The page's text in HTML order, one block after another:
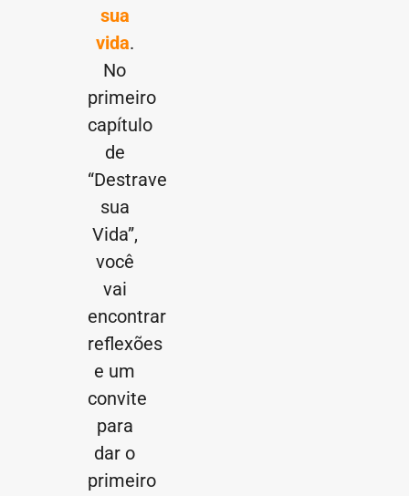
sua
vida.
No
primeiro
capítulo
de
“Destrave
sua
Vida”,
você
vai
encontrar
reflexões
e um
convite
para
dar o
primeiro